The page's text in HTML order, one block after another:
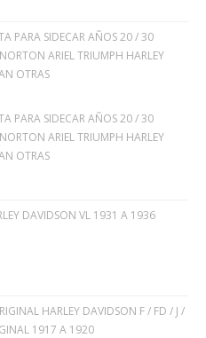
PARA SIDECAR AÑOS 20 / 30
ARIEL TRIUMPH HARLEY
OTRAS
PARA SIDECAR AÑOS 20 / 30
ARIEL TRIUMPH HARLEY
OTRAS
DAVIDSON VL 1931 A 1936
HARLEY DAVIDSON F / FD / J /
1917 A 1920